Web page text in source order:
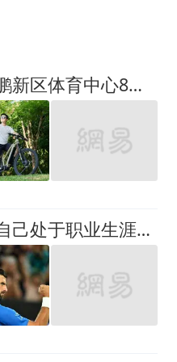
深圳又一新地标！大鹏新区体育中心8月8日正式启幕，赴一场山海运动之约
德约科维奇终于承认自己处于职业生涯末期，并对退役做出说明